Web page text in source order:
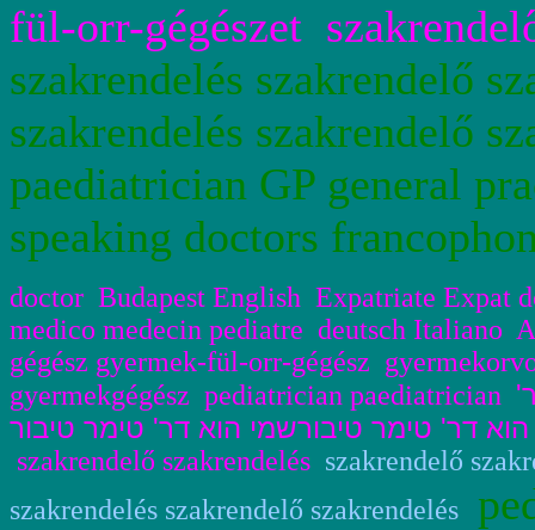
fül-orr-gégészet
szakrendelés szakrendelő
szakrendelés szakrendelő
paediatrician GP general
speaking doctors
doctor Budapest English Expatriate Expat
medico medecin pediatre deutsch Italiano
gégész gyermek-fül-orr-gégész
gyermekgégész pediatrician paediatrician
דר' טימר טיבורשמי הוא דר' טימר טיבור
szakrendelő szakrendelés szakrendelő
szakrendelés szakrendelő szakrendelés